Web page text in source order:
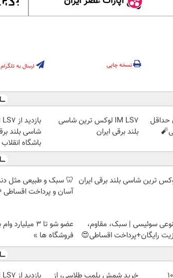
نسخه چاپی ارسال به تلگرام
حداقل
IM LS7 لوکس ترین شاسی
بلند برقی ایران
شاسی بلند
باشگاه انقلاب
🦷 سبک و طبیعی مثل
آسان و پرداخت اقساطی
سوئیسی | سبک، مقاوم،
رایگان+پرداخت اقساطی😍
عضو شو تا 3
فروشگاه ها »